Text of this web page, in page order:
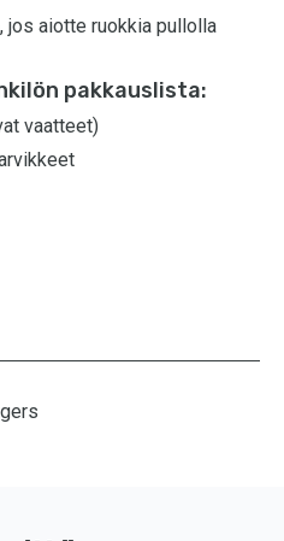
jos aiotte ruokkia pullolla
pakkauslista:
vaatteet)